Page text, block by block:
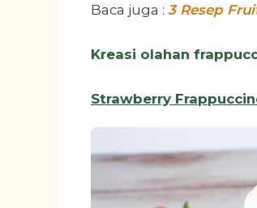
Baca juga : 3 Resep
Kreasi olahan
Strawberry